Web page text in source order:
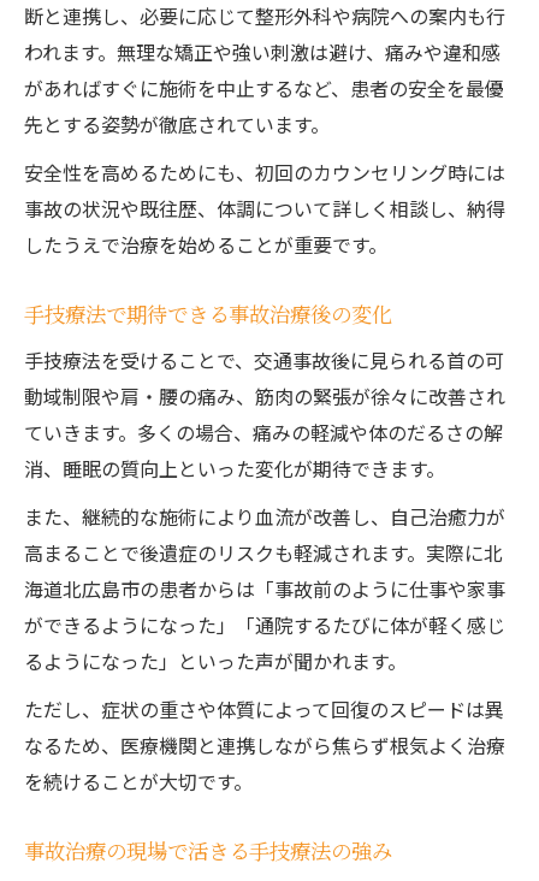
断と連携し、必要に応じて整形外科や病院への案内も行
われます。無理な矯正や強い刺激は避け、痛みや違和感
があればすぐに施術を中止するなど、患者の安全を最優
先とする姿勢が徹底されています。
安全性を高めるためにも、初回のカウンセリング時には
事故の状況や既往歴、体調について詳しく相談し、納得
したうえで治療を始めることが重要です。
手技療法で期待できる事故治療後の変化
手技療法を受けることで、交通事故後に見られる首の可
動域制限や肩・腰の痛み、筋肉の緊張が徐々に改善され
ていきます。多くの場合、痛みの軽減や体のだるさの解
消、睡眠の質向上といった変化が期待できます。
また、継続的な施術により血流が改善し、自己治癒力が
高まることで後遺症のリスクも軽減されます。実際に北
海道北広島市の患者からは「事故前のように仕事や家事
ができるようになった」「通院するたびに体が軽く感じ
るようになった」といった声が聞かれます。
ただし、症状の重さや体質によって回復のスピードは異
なるため、医療機関と連携しながら焦らず根気よく治療
を続けることが大切です。
事故治療の現場で活きる手技療法の強み